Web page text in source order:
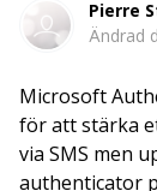
Pierre
Ändrad
Microsoft
för att stärka
via SMS men
authenticator